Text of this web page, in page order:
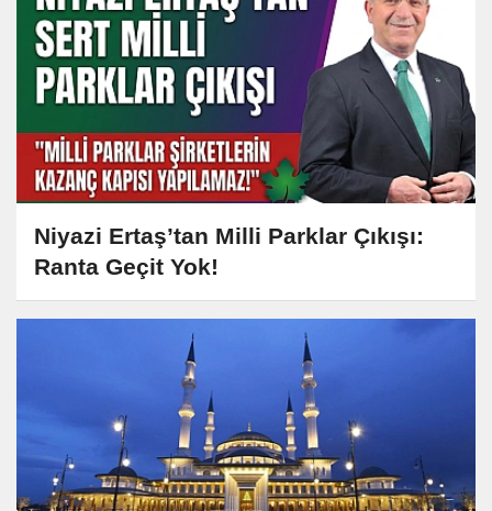
Niyazi Ertaş’tan Milli Parklar Çıkışı:
Ranta Geçit Yok!